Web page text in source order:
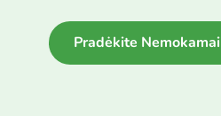
Pradėkite Nemokamai